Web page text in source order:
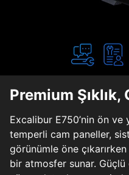
Premium Şıklık,
Excalibur E750’nin ön ve
temperli cam paneller,
görünümle öne
bir atmosfer sunar. Güçlü